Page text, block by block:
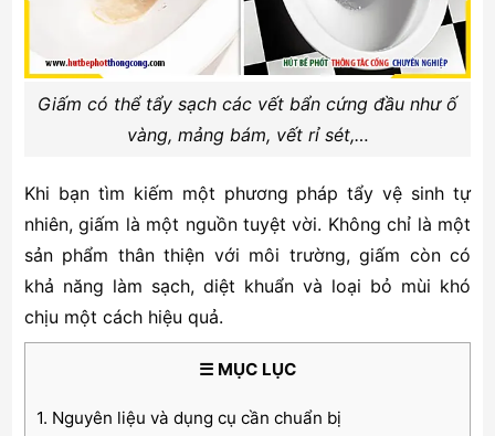
Giấm có thể tẩy sạch các vết bẩn cứng đầu như ố
vàng, mảng bám, vết rỉ sét,…
Khi bạn tìm kiếm một phương pháp tẩy vệ sinh tự
nhiên, giấm là một nguồn tuyệt vời. Không chỉ là một
sản phẩm thân thiện với môi trường, giấm còn có
khả năng làm sạch, diệt khuẩn và loại bỏ mùi khó
chịu một cách hiệu quả.
☰ MỤC LỤC
1. Nguyên liệu và dụng cụ cần chuẩn bị